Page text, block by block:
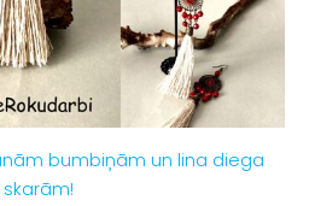
bumbiņām un lina diega
skarām!